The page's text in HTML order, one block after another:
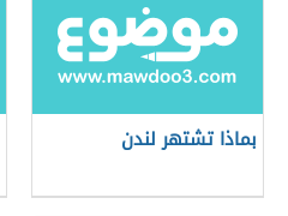
بماذا تشتهر لندن